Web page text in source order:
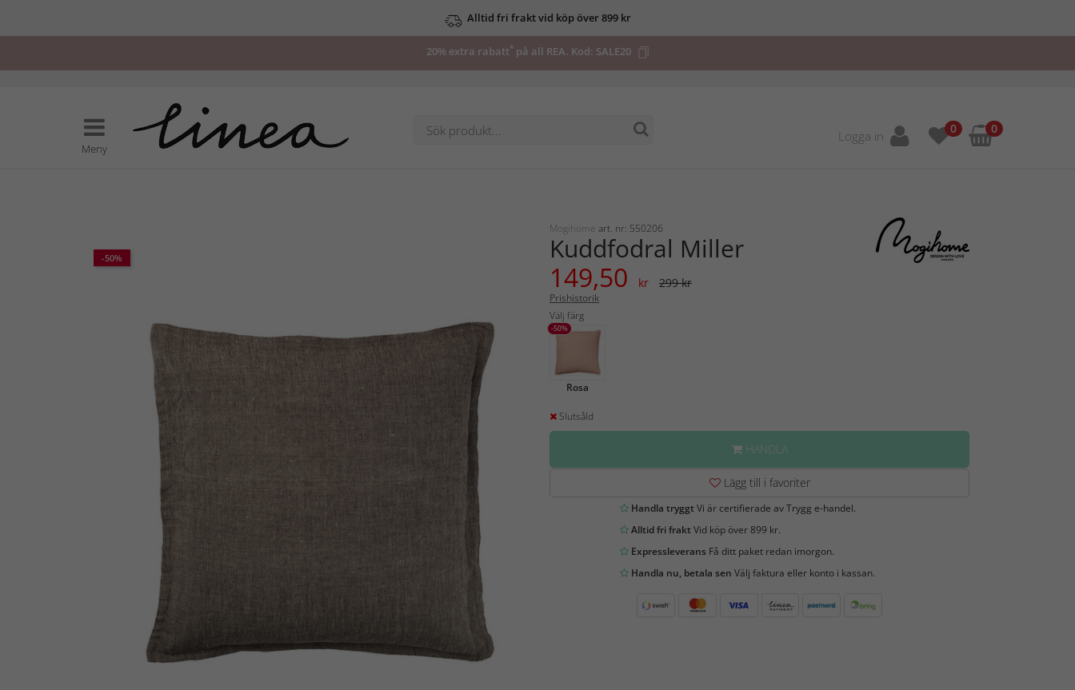
Alltid fri frakt vid köp över 899 kr
20% extra rabatt*på all REA. Kod: SALE20
Meny
Logga in 0 0
-50%
Mogihome art. nr: 550206
Kuddfodral Miller
149,50 kr 299 kr
Prishistorik
Välj färg
-50%
Rosa
Slutsåld
HANDLA
Lägg till i favoriter
Handla tryggtVi är certifierade av Trygg e-handel.
Alltid fri fraktVid köp över 899 kr.
ExpressleveransFå ditt paket redan imorgon.
Handla nu, betala sen Välj faktura eller konto i kassan.